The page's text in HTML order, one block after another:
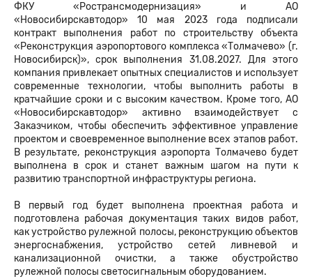
ФКУ «Ространсмодернизация» и АО
«Новосибирскавтодор» 10 мая 2023 года подписали
контракт выполнения работ по строительству объекта
«Реконструкция аэропортового комплекса «Толмачево» (г.
Новосибирск)», срок выполнения 31.08.2027. Для этого
компания привлекает опытных специалистов и использует
современные технологии, чтобы выполнить работы в
кратчайшие сроки и с высоким качеством. Кроме того, АО
«Новосибирскавтодор» активно взаимодействует с
Заказчиком, чтобы обеспечить эффективное управление
проектом и своевременное выполнение всех этапов работ.
В результате, реконструкция аэропорта Толмачево будет
выполнена в срок и станет важным шагом на пути к
развитию транспортной инфраструктуры региона.
В первый год будет выполнена проектная работа и
подготовлена рабочая документация таких видов работ,
как устройство рулежной полосы, реконструкцию объектов
энергоснабжения, устройство сетей ливневой и
канализационной очистки, а также обустройство
рулежной полосы светосигнальным оборудованием.